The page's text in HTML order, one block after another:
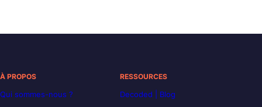
À PROPOS
Qui sommes-nous ?
RESSOURCES
Decoded | Blog